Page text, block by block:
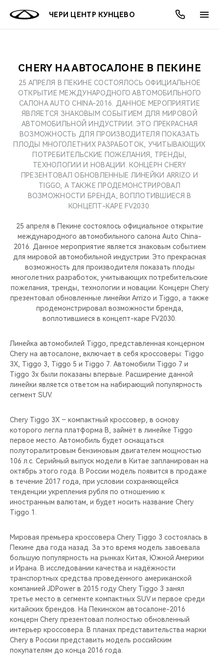
ЧЕРИ ЦЕНТР КУНЦЕВО
МОДЕЛИ
ВСЕ МОДЕЛИ
КРОССОВЕРЫ
СЕДАНЫ
НОВИНКИ
ПОКУПАТЕЛЯМ
ВЫБОР И ПОКУПКА
КРЕДИТ И СТРАХОВАНИЕ
ВЛАДЕЛЬЦАМ
СЕРВИС
ЗАПЧАСТИ И АКСЕССУАРЫ
ПОДДЕРЖКА
МИР CHERY
АКСЕССУАРЫ
О БРЕНДЕ
CHERY В СОЦСЕТЯХ
БЛАГОТВОРИТЕЛЬНОСТЬ
CHERY И СПОРТ
НАШИ МЕРОПРИЯТИЯ
ВИДЕООБЗОРЫ
CHERY ДЛЯ ДЕТЕЙ
АКЦИИ
ВЫГОДЫ И АКЦИИ
ОНЛАЙН СЕРВИСЫ
ВЫБОР И ПОКУПКА
КРЕДИТ
О КОМПАНИИ
О НАС
МЫ В СОЦСЕТЯХ
CHERY НА АВТОСАЛОНЕ В ПЕКИНЕ
25 АПРЕЛЯ В ПЕКИНЕ СОСТОЯЛОСЬ ОФИЦИАЛЬНОЕ
ОТКРЫТИЕ МЕЖДУНАРОДНОГО АВТОМОБИЛЬНОГО
САЛОНА AUTO CHINA-2016. ДАННОЕ МЕРОПРИЯТИЕ
ЯВЛЯЕТСЯ ЗНАКОВЫМ СОБЫТИЕМ ДЛЯ МИРОВОЙ
АВТОМОБИЛЬНОЙ ИНДУСТРИИ. ЭТО ПРЕКРАСНАЯ
ВОЗМОЖНОСТЬ ДЛЯ ПРОИЗВОДИТЕЛЯ ПОКАЗАТЬ
ПЛОДЫ МНОГОЛЕТНИХ РАЗРАБОТОК, УЧИТЫВАЮЩИХ
ПОТРЕБИТЕЛЬСКИЕ ПОЖЕЛАНИЯ, ТРЕНДЫ,
ТЕХНОЛОГИИ И НОВАЦИИ. КОНЦЕРН CHERY
ПРЕЗЕНТОВАЛ ОБНОВЛЕННЫЕ ЛИНЕЙКИ ARRIZO И
TIGGO, А ТАКЖЕ ПРОДЕМОНСТРИРОВАЛ
ВОЗМОЖНОСТИ БРЕНДА, ВОПЛОТИВШИЕСЯ В
КОНЦЕПТ-КАРЕ FV2030.
25 апреля в Пекине состоялось официальное открытие
международного автомобильного салона Auto China-
2016. Данное мероприятие является знаковым событием
для мировой автомобильной индустрии. Это прекрасная
возможность для производителя показать плоды
многолетних разработок, учитывающих потребительские
пожелания, тренды, технологии и новации. Концерн Chery
презентовал обновленные линейки Arrizo и Tiggo, а также
продемонстрировал возможности бренда,
воплотившиеся в концепт-каре FV2030.
Линейка автомобилей Tiggo, представленная концерном
Chery на автосалоне, включает в себя кроссоверы: Tiggo
3X, Tiggo 3, Tiggo 5 и Tiggo 7. Автомобили Tiggo 7 и
Tiggo 3x были показаны впервые. Расширение данной
линейки является ответом на набирающий популярность
сегмент SUV.
Chery Tiggo 3X – компактный кроссовер, в основу
которого легла платформа B, займёт в линейке Tiggo
первое место. Автомобиль будет оснащаться
полуторалитровым бензиновым двигателем мощностью
106 л.с. Серийный выпуск модели в Китае запланирован на
октябрь этого года. В России модель появится в продаже
в течение 2017 года, при условии сохраняющейся
тенденции укрепления рубля по отношению к
иностранным валютам, и будет носить название Chery
Tiggo 1.
Мировая премьера кроссовера Chery Tiggo 3 состоялась в
Пекине два года назад. За это время модель завоевала
большую популярность на рынках Китая, Южной Америки
и Ирана. В исследовании качества и надёжности
транспортных средства проведенного американской
компанией JDPower в 2015 году Chery Tiggo 3 занял
третье место в сегменте компактных SUV и первое среди
китайских брендов. На Пекинском автосалоне-2016
концерн Chery презентовал полностью обновленный
интерьер кроссовера. В планах представительства марки
Chery в России представить модель российским
покупателям до конца 2016 года.